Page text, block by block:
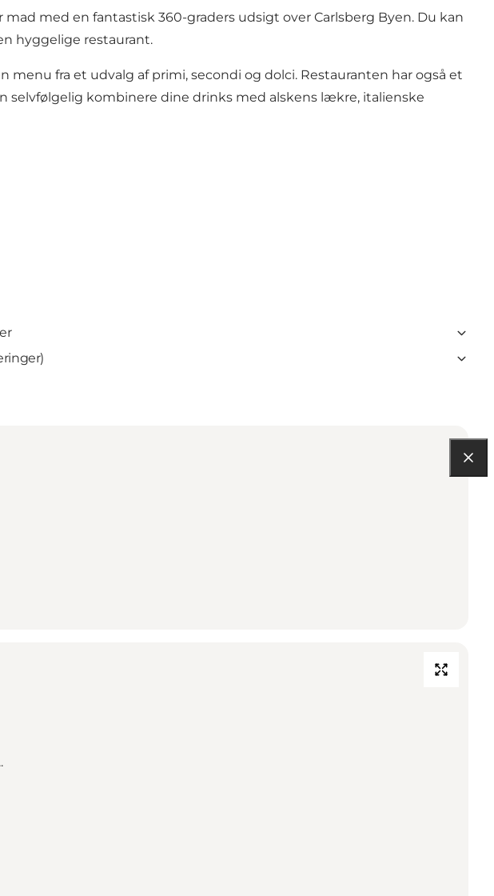
med en fantastisk 360-graders udsigt over Carlsberg Byen. Du kan
hyggelige restaurant.
fra et udvalg af primi, secondi og dolci. Restauranten har også et
selvfølgelig kombinere dine drinks med alskens lækre, italienske